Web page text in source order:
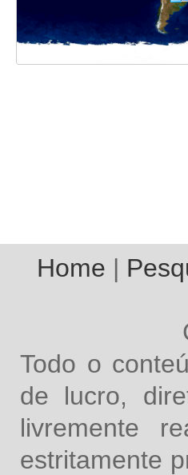
Home |
Todo o
de lucro,
livremente
estritamente